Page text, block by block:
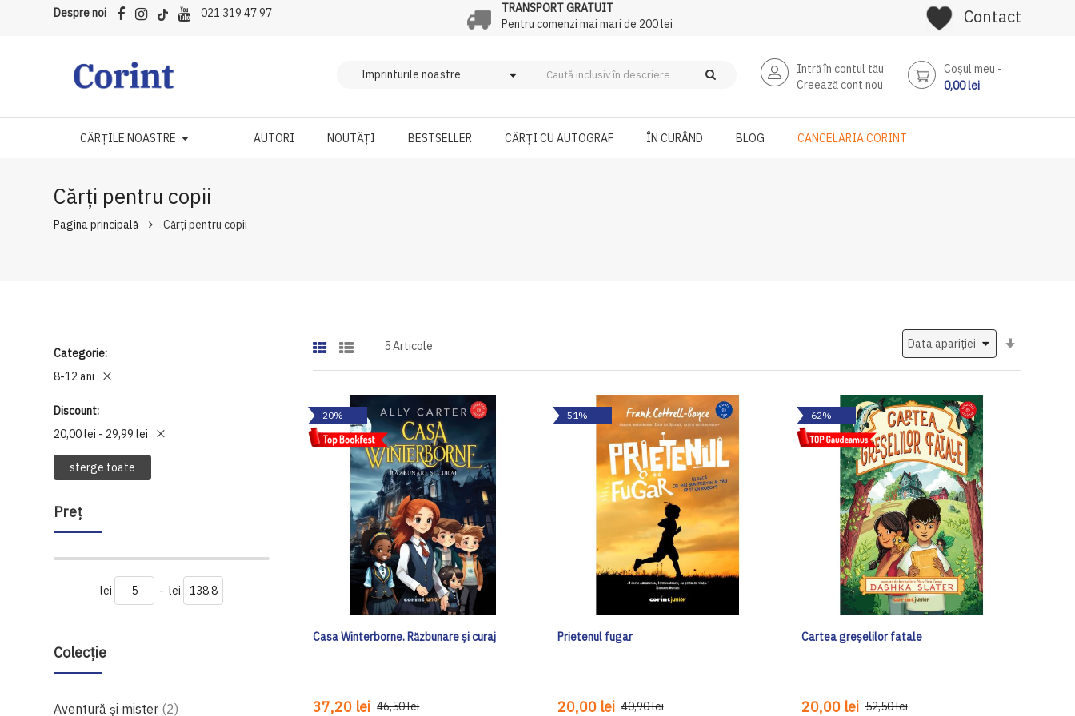
Despre noi 021 319 47 97
TRANSPORT GRATUIT
Pentru comenzi mai mari de 200 lei
Contact
Intră în contul tău
Creează cont nou
Coşul meu
0,00 lei
CĂRȚILE NOASTRE AUTORI NOUTĂȚI BESTSELLER CĂRȚI CU AUTOGRAF ÎN CURÂND BLOG CANCELARIA CORINT
Cărți pentru copii
Pagina principală Cărți pentru copii
Categorie
8-12 ani
Discount
20,00 lei - 29,99 lei
sterge toate
Preţ
lei - lei
Colecție
Aventură și mister 2produse
5Articole
-20%
Casa Winterborne. Răzbunare și curaj
37,20 lei 46,50 lei
-51%
Prietenul fugar
20,00 lei 40,90 lei
-62%
Cartea greșelilor fatale
20,00 lei 52,50 lei